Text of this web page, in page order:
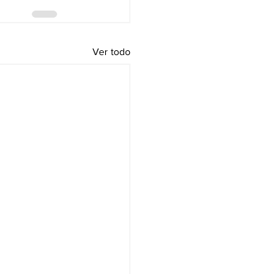
Ver todo